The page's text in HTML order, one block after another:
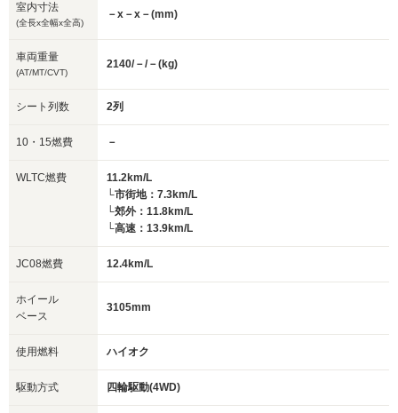
室内寸法
(全長x全幅x全高)
－x－x－(mm)
車両重量
(AT/MT/CVT)
2140/－/－(kg)
シート列数 2列
10・15燃費 －
WLTC燃費
11.2km/L
└市街地：7.3km/L
└郊外：11.8km/L
└高速：13.9km/L
JC08燃費 12.4km/L
ホイール
ベース
3105mm
使用燃料 ハイオク
駆動方式 四輪駆動(4WD)